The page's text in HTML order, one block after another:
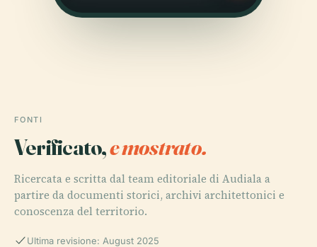
FONTI
Verificato,e mostrato.
Ricercata e scritta dal team editoriale di Audiala a
partire da documenti storici, archivi architettonici e
conoscenza del territorio.
Ultima revisione: August 2025